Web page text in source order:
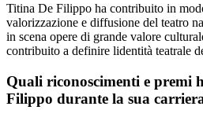
Titina De Filippo ha contribuito in
valorizzazione e diffusione del teatro
in scena opere di grande valore
contribuito a definire lidentità teatrale
Quali riconoscimenti e premi
Filippo durante la sua